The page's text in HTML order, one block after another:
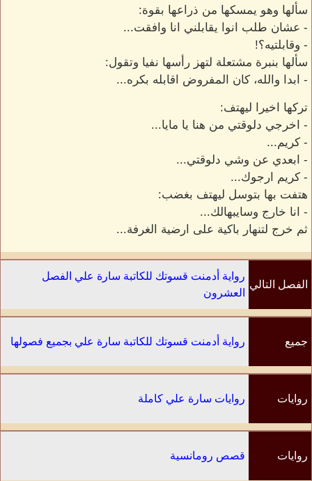
سألها وهو يمسكها من ذراعها بقوة:
- عشان طلب انوا يقابلني انا وافقت...
- وقابلتيه؟!
سألها بنبرة مشتعلة لتهز رأسها نفيا وتقول:
- ابدا والله، كان المفروض اقابله بكره...
تركها اخيرا ليهتف:
- اخرجي دلوقتي من هنا يا مايا...
- كريم...
- ابعدي عن وشي دلوقتي...
- كريم ارجوك...
هتفت بها بتوسل ليهتف بغضب:
- انا خارج وسايبهالك...
ثم خرج لتنهار باكية على ارضية الغرفة...
الفصل التالي
رواية أدمنت قسوتك للكاتبة سارة علي الفصل
العشرون
جميع رواية أدمنت قسوتك للكاتبة سارة علي بجميع فصولها
روايات روايات سارة علي كاملة
روايات قصص رومانسية